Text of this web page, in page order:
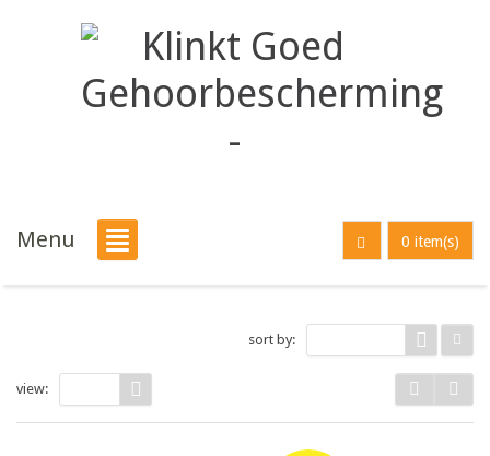
Menu 0 item(s)
sort by:
view: